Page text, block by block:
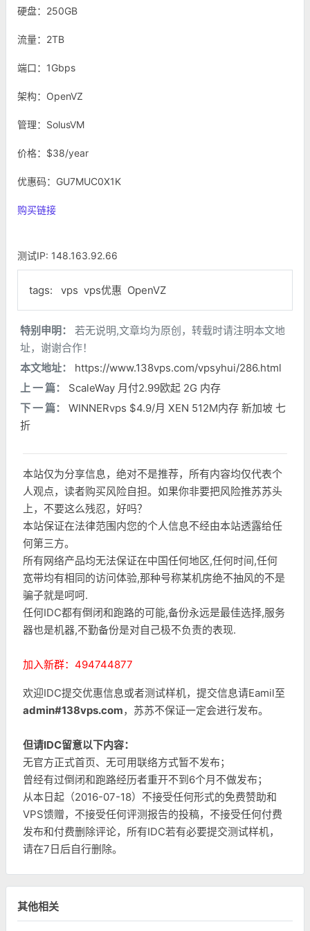
硬盘：250GB
流量：2TB
端口：1Gbps
架构：OpenVZ
管理：SolusVM
价格：$38/year
优惠码：GU7MUC0X1K
购买链接
测试IP: 148.163.92.66
tags: vps vps优惠 OpenVZ
特别申明：
若无说明,文章均为原创，转载时请注明本文地
址，谢谢合作！
本文地址：
https://www.138vps.com/vpsyhui/286.html
上 一 篇：
ScaleWay 月付2.99欧起 2G 内存
下 一 篇：
WINNERvps $4.9/月 XEN 512M内存 新加坡 七
折
本站仅为分享信息，绝对不是推荐，所有内容均仅代表个
人观点，读者购买风险自担。如果你非要把风险推苏苏头
上，不要这么残忍，好吗？
本站保证在法律范围内您的个人信息不经由本站透露给任
何第三方。
所有网络产品均无法保证在中国任何地区,任何时间,任何
宽带均有相同的访问体验,那种号称某机房绝不抽风的不是
骗子就是呵呵.
任何IDC都有倒闭和跑路的可能,备份永远是最佳选择,服务
器也是机器,不勤备份是对自己极不负责的表现.
加入新群：494744877
欢迎IDC提交优惠信息或者测试样机，提交信息请Eamil至
admin#138vps.com，苏苏不保证一定会进行发布。
但请IDC留意以下内容：
无官方正式首页、无可用联络方式暂不发布；
曾经有过倒闭和跑路经历者重开不到6个月不做发布；
从本日起（2016-07-18）不接受任何形式的免费赞助和
VPS馈赠，不接受任何评测报告的投稿，不接受任何付费
发布和付费删除评论，所有IDC若有必要提交测试样机，
请在7日后自行删除。
其他相关